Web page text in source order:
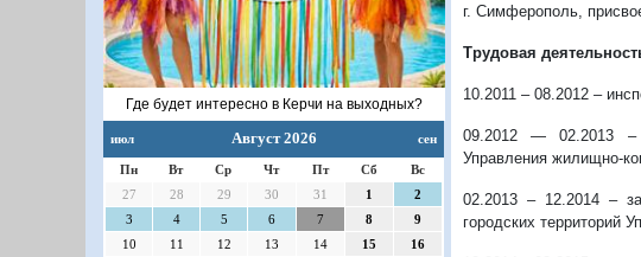
Где будет интересно в Керчи на выходных?
июл Август 2026 сен
Пн Вт Ср Чт Пт Сб
Вс
27
28 29 30 31 1
2
3
4 5 6 7 8
9
10
11 12 13 14 15
16
г. Симферополь,
Трудовая
10.2011 – 08.2012 –
09.2012 — 02.2013 –
Управления жилищно-
02.2013 – 12.2014 –
городских территорий